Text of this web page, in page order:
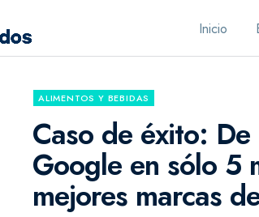
Inicio
ALIMENTOS Y BEBIDAS
Caso de éxito:
Google en sólo 5
mejores marcas